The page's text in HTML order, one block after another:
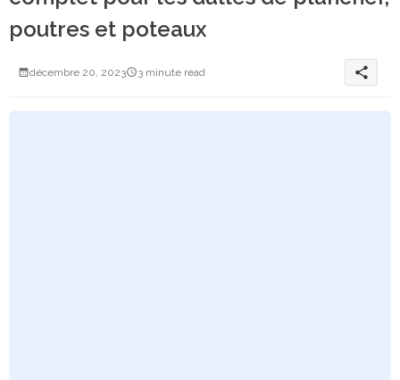
poutres et poteaux
décembre 20, 2023 3 minute read share